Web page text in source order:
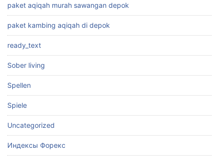
paket aqiqah murah sawangan depok
paket kambing aqiqah di depok
ready_text
Sober living
Spellen
Spiele
Uncategorized
Индексы Форекс